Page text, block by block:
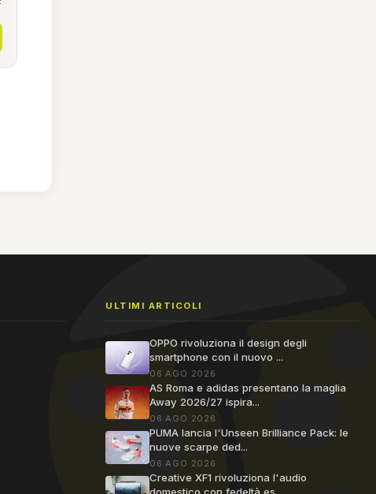
ULTIMI ARTICOLI
OPPO rivoluziona il design degli
smartphone con il nuovo ...
06 AGO 2026
AS Roma e adidas presentano la maglia
Away 2026/27 ispira...
06 AGO 2026
PUMA lancia l'Unseen Brilliance Pack: le
nuove scarpe ded...
06 AGO 2026
Creative XF1 rivoluziona l'audio
domestico con fedeltà es...